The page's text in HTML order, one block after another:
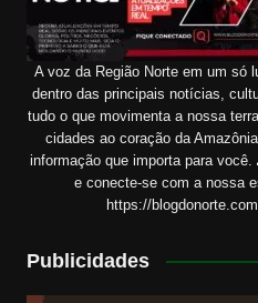
A voz da Região Norte em um só
dentro das principais notícias,
tudo o que movimenta a nossa
cidades ao coração da
informação que importa para você.
e conecte-se com a nossa
https://
Publicidades